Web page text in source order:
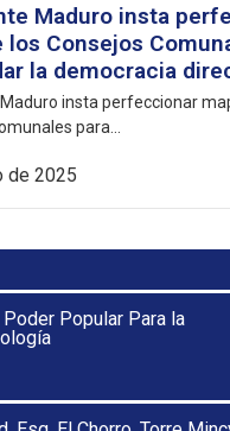
Maduro insta
los Consejos
la democracia
insta perfeccionar
para...
de 2025
Popular Para la